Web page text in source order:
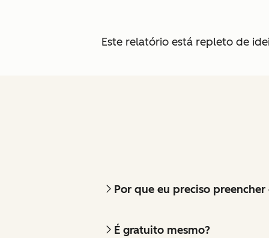
Este relatório está repleto de
Por que eu preciso
É gratuito mesmo?